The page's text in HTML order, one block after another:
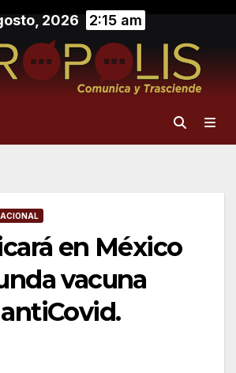
2026 2:15 am
en México
vacuna